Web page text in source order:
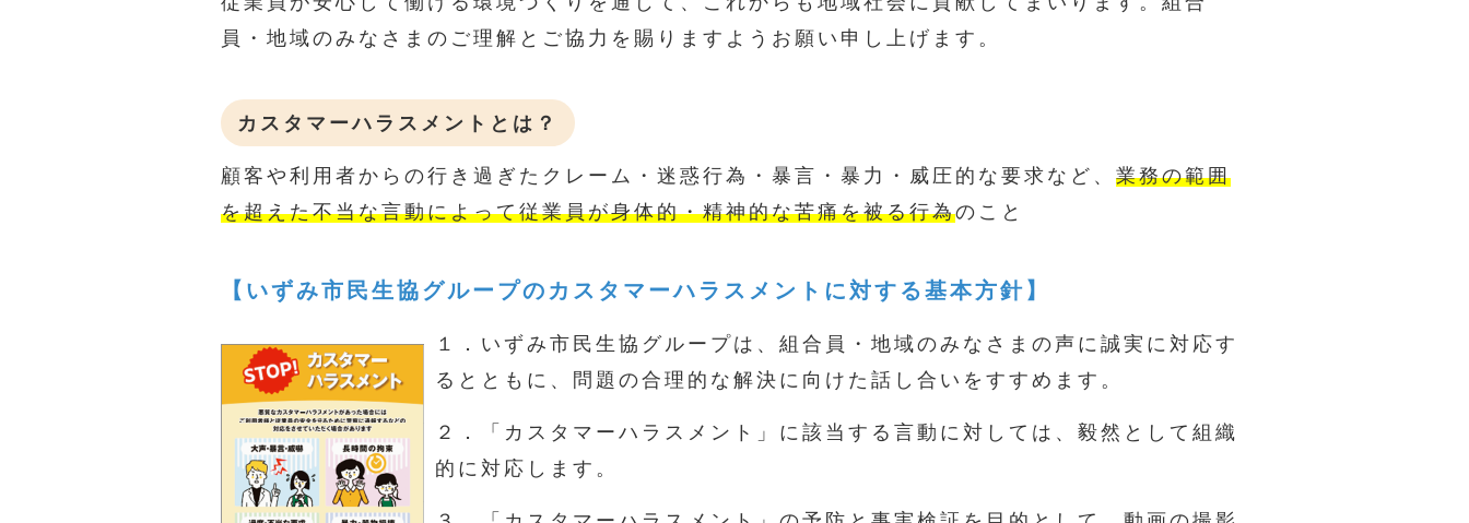
員・地域のみなさまのご理解とご協力を賜りますようお願い申し上げます。
カスタマーハラスメントとは？
顧客や利用者からの行き過ぎたクレーム・迷惑行為・暴言・暴力・威圧的な要求など、 業務の範囲
を超えた不当な言動によって従業員が身体的・精神的な苦痛を被る行為のこと
【いずみ市民生協グループのカスタマーハラスメントに対する基本方針】
１．いずみ市民生協グループは、組合員・地域のみなさまの声に誠実に対応す
るとともに、問題の合理的な解決に向けた話し合いをすすめます。
２．「カスタマーハラスメント」に該当する言動に対しては、毅然として組織
的に対応します。